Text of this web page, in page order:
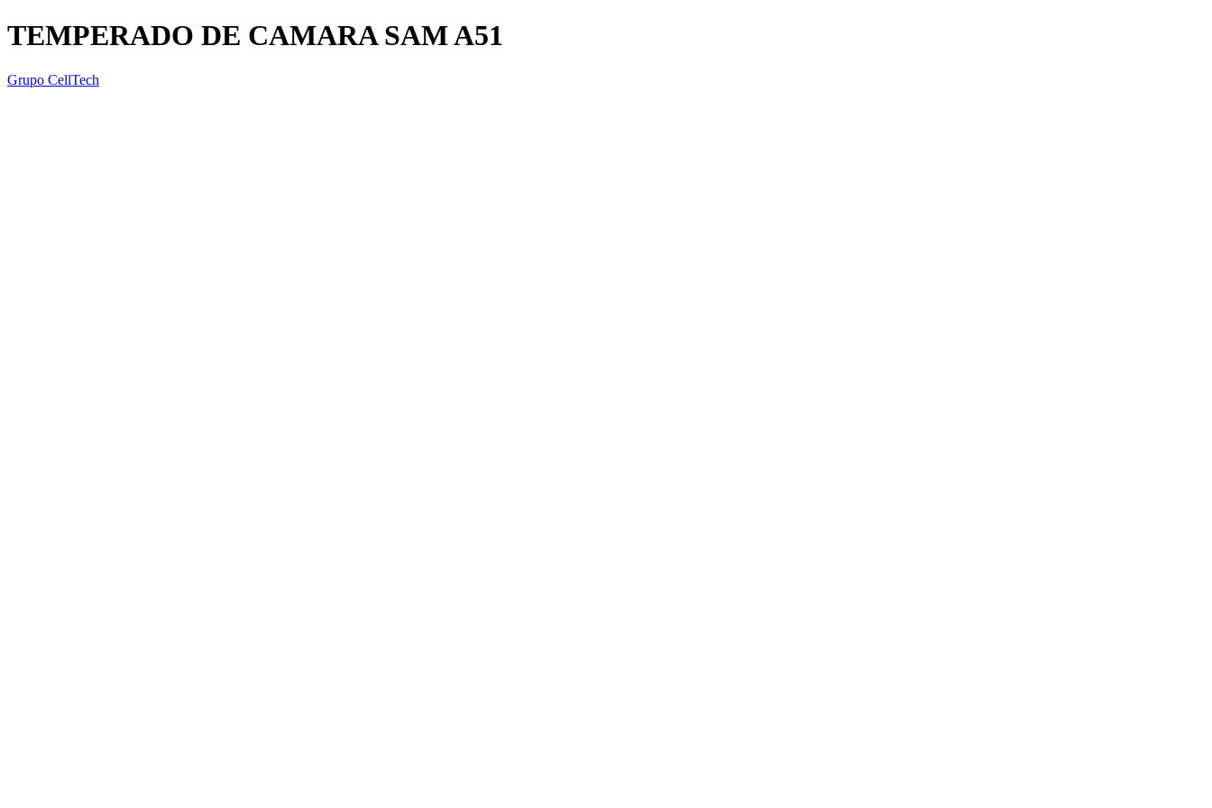
TEMPERADO DE CAMARA SAM A51
Grupo CellTech